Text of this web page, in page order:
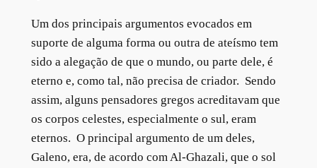
Um dos principais argumentos evocados em
suporte de alguma forma ou outra de ateísmo tem
sido a alegação de que o mundo, ou parte dele, é
eterno e, como tal, não precisa de criador. Sendo
assim, alguns pensadores gregos acreditavam que
os corpos celestes, especialmente o sul, eram
eternos. O principal argumento de um deles,
Galeno, era, de acordo com Al-Ghazali, que o sol